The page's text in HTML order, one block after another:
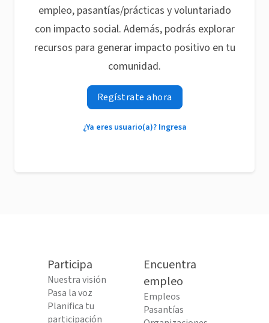
empleo, pasantías/prácticas y voluntariado
con impacto social. Además, podrás explorar
recursos para generar impacto positivo en tu
comunidad.
Regístrate ahora
¿Ya eres usuario(a)? Ingresa
Participa
Nuestra visión
Pasa la voz
Planifica tu
participación
Encuentra
empleo
Empleos
Pasantías